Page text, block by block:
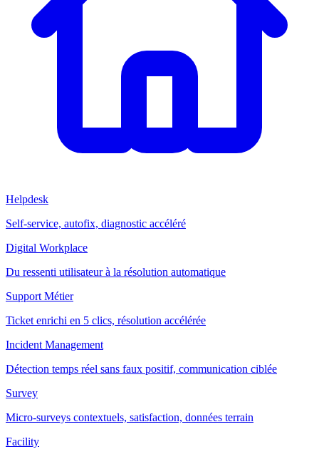
Helpdesk
Self-service, autofix, diagnostic accéléré
Digital Workplace
Du ressenti utilisateur à la résolution automatique
Support Métier
Ticket enrichi en 5 clics, résolution accélérée
Incident Management
Détection temps réel sans faux positif, communication ciblée
Survey
Micro-surveys contextuels, satisfaction, données terrain
Facility